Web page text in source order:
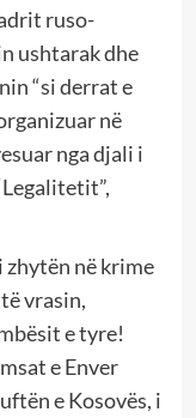
ruso-
ushtarak dhe
“si derrat e
në
nga djali i
zhytën në krime
vrasin,
e tyre!
e Enver
e Kosovës, i